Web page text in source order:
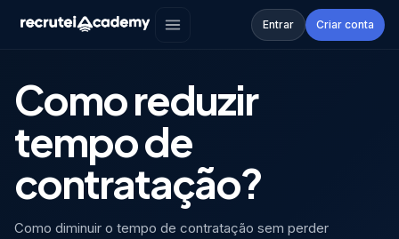
Entrar Criar conta
Como reduzir
tempo de
contratação?
Como diminuir o tempo de contratação sem perder